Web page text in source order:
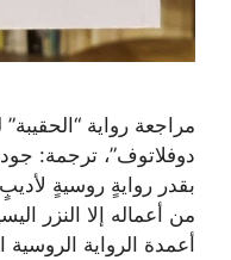
مراجعة رواية
دوفلاتوف”، ترجمة:
بقدر روايةٍ روسيةٍ
من أعماله إلا النزر
أعمدة الرواية